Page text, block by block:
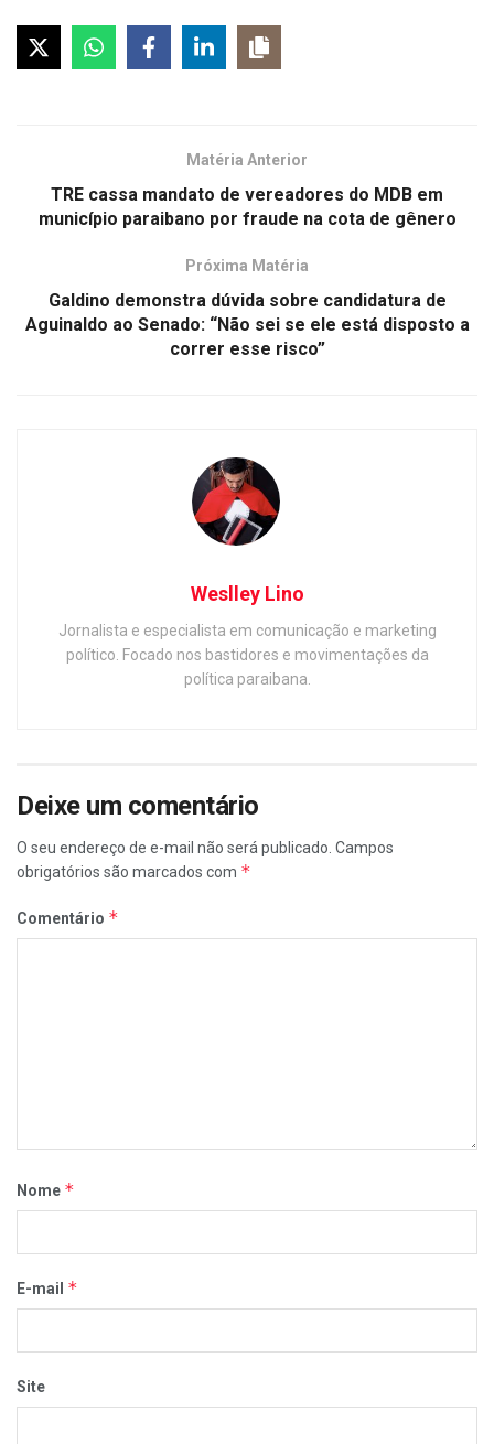
Matéria Anterior
TRE cassa mandato de vereadores do MDB em
município paraibano por fraude na cota de gênero
Próxima Matéria
Galdino demonstra dúvida sobre candidatura de
Aguinaldo ao Senado: “Não sei se ele está disposto a
correr esse risco”
Weslley Lino
Jornalista e especialista em comunicação e marketing
político. Focado nos bastidores e movimentações da
política paraibana.
Deixe um comentário
O seu endereço de e-mail não será publicado. Campos
obrigatórios são marcados com *
Comentário *
Nome *
E-mail *
Site